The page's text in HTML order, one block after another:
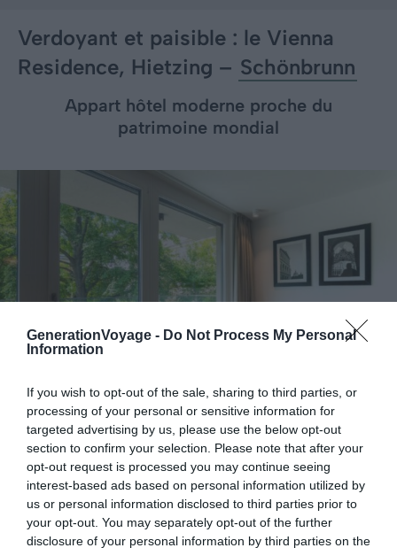
GenerationVoyage - Do Not Process My Personal
Information
If you wish to opt-out of the sale, sharing to third parties, or
processing of your personal or sensitive information for
targeted advertising by us, please use the below opt-out
section to confirm your selection. Please note that after your
opt-out request is processed you may continue seeing
interest-based ads based on personal information utilized by
us or personal information disclosed to third parties prior to
your opt-out. You may separately opt-out of the further
disclosure of your personal information by third parties on the
Verdoyant et paisible : le Vienna
Residence, Hietzing – Schönbrunn
Appart hôtel moderne proche du
patrimoine mondial
Crédit photo : Booking
📍 Lieu :Voir sur la carte
💶
Gamme : Confort